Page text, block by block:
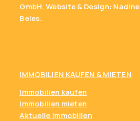
GmbH.Website & Design: Nadine
Beles.
IMMOBILIEN KAUFEN & MIETEN
Immobilien kaufen
Immobilien mieten
Aktuelle Immobilien